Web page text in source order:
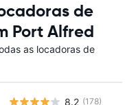
de
Port Alfred
as locadoras de
8.2 (178)